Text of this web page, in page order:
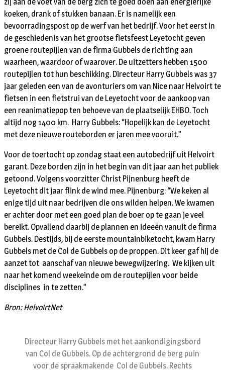
koeken, drank of stukken banaan. Er is namelijk een
bevoorradingspost op de werf van het bedrijf. Voor het eerst in
de geschiedenis van het grootse fietsfeest Leyetocht geven
groene routepijlen van de firma Gubbels de richting aan
waarheen, waardoor of waarover. De uitzetters hebben 1500
routepijlen tot hun beschikking. Directeur Harry Gubbels was 37
jaar geleden een van de avonturiers om van Nice naar Helvoirt te
fietsen in een fietstrui van de Leyetocht voor de aankoop van
een reanimatiepop ten behoeve van de plaatselijk EHBO. Toch
altijd nog 1400 km. Harry Gubbels: “Hopelijk kan de Leyetocht
met deze nieuwe routeborden er jaren mee vooruit.”
Voor de toertocht op zondag staat een autobedrijf uit Helvoirt
garant. Deze borden zijn in het begin van dit jaar aan het publiek
getoond. Volgens voorzitter Christ Pijnenburg heeft de
Leyetocht dit jaar flink de wind mee. Pijnenburg: “We keken al
enige tijd uit naar bedrijven die ons wilden helpen. We kwamen
er achter door met een goed plan de boer op te gaan je veel
bereikt. Opvallend daarbij de plannen en ideeën vanuit de firma
Gubbels. Destijds, bij de eerste mountainbiketocht, kwam Harry
Gubbels met de Col de Gubbels op de proppen. Dit keer gaf hij de
aanzet tot aanschaf van nieuwe bewegwijzering. We kijken uit
naar het komend weekeinde om de routepijlen voor beide
disciplines in te zetten.”
Bron: HelvoirtNet
Directeur Harry Gubbels met het aankondigingsbord
van Col de Gubbels. Op de achtergrond de berg puin
voor de spraakmakende Col de Gubbels. Rechts